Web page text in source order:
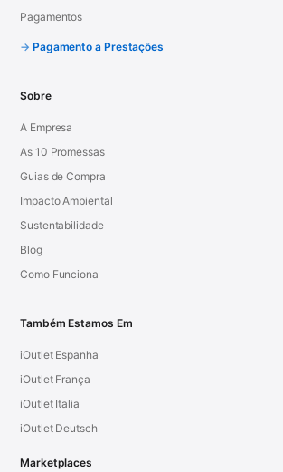
Pagamentos
Pagamento a Prestações
Sobre
A Empresa
As 10 Promessas
Guias de Compra
Impacto Ambiental
Sustentabilidade
Blog
Como Funciona
Também Estamos Em
iOutlet Espanha
iOutlet França
iOutlet Italia
iOutlet Deutsch
Marketplaces